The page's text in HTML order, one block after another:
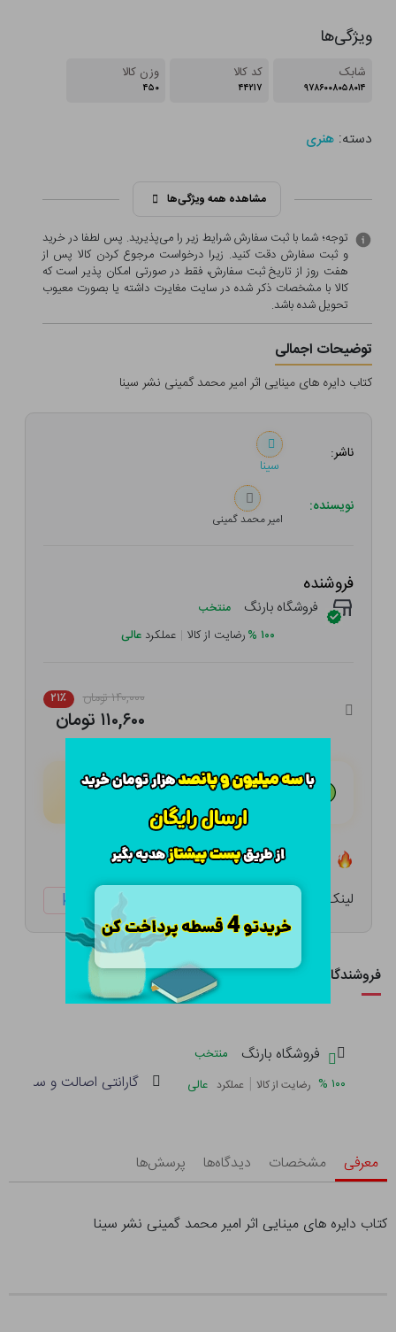
ویژگی‌ها
شابک
۹۷۸۶۰۰۸۰۵۸۰۱۴
کد کالا
۴۴۲۱۷
وزن کالا
۴۵۰
دسته:هنری
مشاهده همه ویژگی‌ها
توجه؛ شما با ثبت سفارش شرایط زیر را می‌پذیرید. پس لطفا در خرید
و ثبت سفارش دقت کنید. زیرا درخواست مرجوع کردن کالا پس از
هفت روز از تاریخ ثبت سفارش، فقط در صورتی امکان پذیر است که
کالا با مشخصات ذکر شده در سایت مغایرت داشته یا بصورت معيوب
تحویل شده باشد.
توضیحات اجمالی
کتاب دایره های مینایی اثر امیر محمد گمینی نشر سینا
ناشر:
سینا
نویسنده:
امیر محمد گمینی
فروشنده
فروشگاه بارنگ منتخب
۱۰۰ %رضایت از کالا | عملکرد عالی
۱۴۰,۰۰۰ تومان ۲۱٪
۱۱۰,۶۰۰ تومان
هـر قسط با تــرب‌پــی:۲۷,۶۵۰ تومان
لینک کوتاه: ketabtala.com/sbp-52387
فروشندگان این کالا
فروشگاه بارنگ
منتخب
۱۰۰ % رضایت از کالا | عملکرد عالی گارانتی اصالت و سلامت
معرفی مشخصات دیدگاه‌ها پرسش‌ها
کتاب دایره های مینایی اثر امیر محمد گمینی نشر سینا